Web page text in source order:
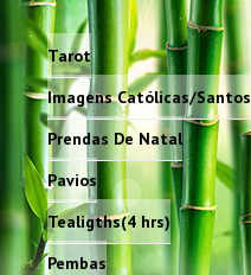
Tarot
Imagens Católicas/Santos
Prendas De Natal
Pavios
Tealigths(4 hrs)
Pembas